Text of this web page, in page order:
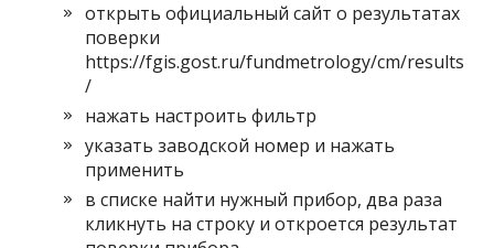
открыть официальный сайт о результатах
поверки
https://fgis.gost.ru/fundmetrology/cm/results
/
нажать настроить фильтр
указать заводской номер и нажать
применить
в списке найти нужный прибор, два раза
кликнуть на строку и откроется результат